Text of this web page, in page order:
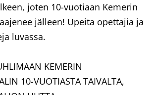
joten 10-vuotiaan Kemerin
jälleen! Upeita opettajia ja
luvassa.
KEMERIN
10-VUOTIASTA TAIVALTA,